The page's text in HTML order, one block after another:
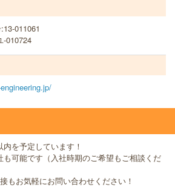
011061
-010724
を予定しています！
も可能です（入社時期のご希望もご相談くだ
もお気軽にお問い合わせください！